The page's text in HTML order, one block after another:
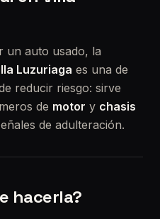
un auto usado, la
Luzuriaga es una de
reducir riesgo: sirve
de motor y chasis
de adulteración.
hacerla?